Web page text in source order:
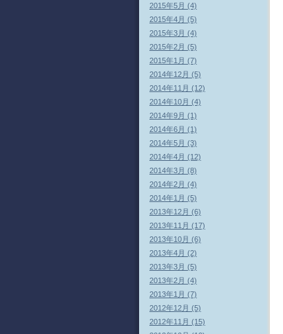
2015年5月 (4)
2015年4月 (5)
2015年3月 (4)
2015年2月 (5)
2015年1月 (7)
2014年12月 (5)
2014年11月 (12)
2014年10月 (4)
2014年9月 (1)
2014年6月 (1)
2014年5月 (3)
2014年4月 (12)
2014年3月 (8)
2014年2月 (4)
2014年1月 (5)
2013年12月 (6)
2013年11月 (17)
2013年10月 (6)
2013年4月 (2)
2013年3月 (5)
2013年2月 (4)
2013年1月 (7)
2012年12月 (5)
2012年11月 (15)